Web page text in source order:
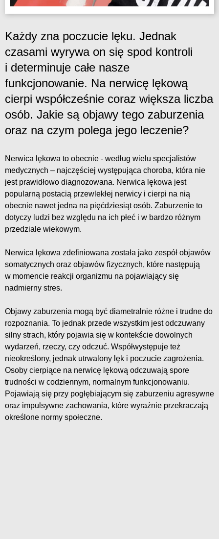
Każdy zna poczucie lęku. Jednak
czasami wyrywa on się spod kontroli
i determinuje całe nasze
funkcjonowanie. Na nerwicę lękową
cierpi współcześnie coraz większa liczba
osób. Jakie są objawy tego zaburzenia
oraz na czym polega jego leczenie?
Nerwica lękowa to obecnie - według wielu specjalistów
medycznych – najczęściej występująca choroba, która nie
jest prawidłowo diagnozowana. Nerwica lękowa jest
popularną postacią przewlekłej nerwicy i cierpi na nią
obecnie nawet jedna na pięćdziesiąt osób. Zaburzenie to
dotyczy ludzi bez względu na ich płeć i w bardzo różnym
przedziale wiekowym.
Nerwica lękowa zdefiniowana została jako zespół objawów
somatycznych oraz objawów fizycznych, które następują
w momencie reakcji organizmu na pojawiający się
nadmierny stres.
Objawy zaburzenia mogą być diametralnie różne i trudne do
rozpoznania. To jednak przede wszystkim jest odczuwany
silny strach, który pojawia się w kontekście dowolnych
wydarzeń, rzeczy, czy odczuć. Współwystępuje też
nieokreślony, jednak utrwalony lęk i poczucie zagrożenia.
Osoby cierpiące na nerwicę lękową odczuwają spore
trudności w codziennym, normalnym funkcjonowaniu.
Pojawiają się przy pogłębiającym się zaburzeniu agresywne
oraz impulsywne zachowania, które wyraźnie przekraczają
określone normy społeczne.